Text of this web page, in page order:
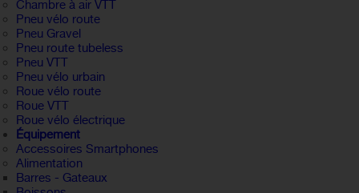
Chambre à air VTT
Pneu vélo route
Pneu Gravel
Pneu route tubeless
Pneu VTT
Pneu vélo urbain
Roue vélo route
Roue VTT
Roue vélo électrique
Équipement
Accessoires Smartphones
Alimentation
Barres - Gateaux